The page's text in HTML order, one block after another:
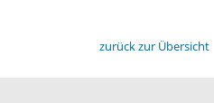
zurück zur Übersicht